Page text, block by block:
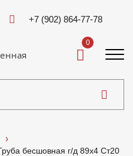
+7 (902) 864-77-78
0
бесшовная г/д 89х4 Ст20